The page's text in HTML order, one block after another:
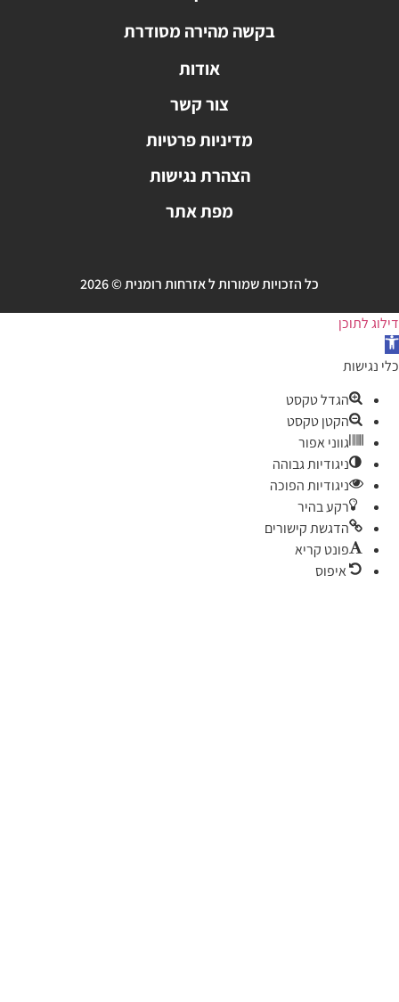
בקשה מהירה מסודרת
אודות
צור קשר
מדיניות פרטיות
הצהרת נגישות
מפת אתר
כל הזכויות שמורות ל אזרחות רומנית © 2026
הגדל טקסט
הקטן טקסט
גווני אפור
ניגודיות גבוהה
ניגודיות הפוכה
רקע בהיר
הדגשת קישורים
פונט קריא
איפוס